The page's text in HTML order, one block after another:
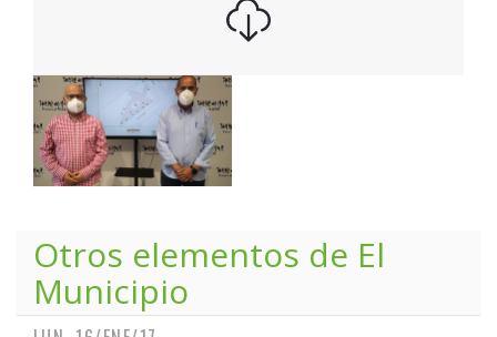
Otros elementos de El
Municipio